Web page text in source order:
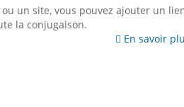
un site, vous pouvez ajouter un
la conjugaison.
 En savoir